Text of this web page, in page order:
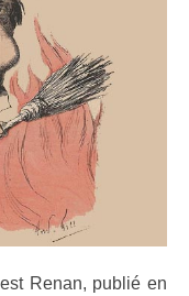
Renan, publié en